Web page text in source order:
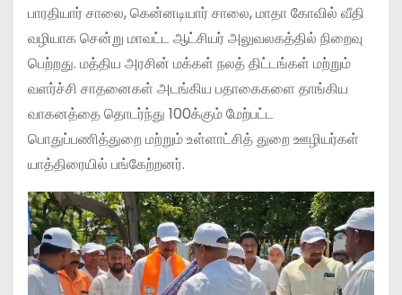
பாரதியார் சாலை, கென்னடியார் சாலை, மாதா கோவில் வீதி
வழியாக சென்று மாவட்ட ஆட்சியர் அலுவலகத்தில் நிறைவு
பெற்றது. மத்திய அரசின் மக்கள் நலத் திட்டங்கள் மற்றும்
வளர்ச்சி சாதனைகள் அடங்கிய பதாகைகளை தாங்கிய
வாகனத்தை தொடர்ந்து 100க்கும் மேற்பட்ட
பொதுப்பணித்துறை மற்றும் உள்ளாட்சித் துறை ஊழியர்கள்
யாத்திரையில் பங்கேற்றனர்.